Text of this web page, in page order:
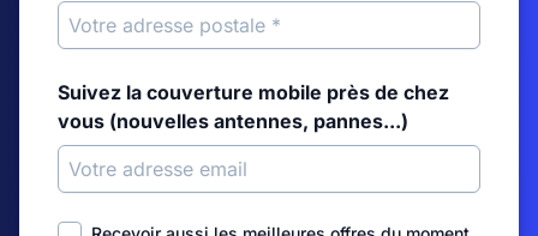
Suivez la couverture mobile près de chez
vous (nouvelles antennes, pannes...)